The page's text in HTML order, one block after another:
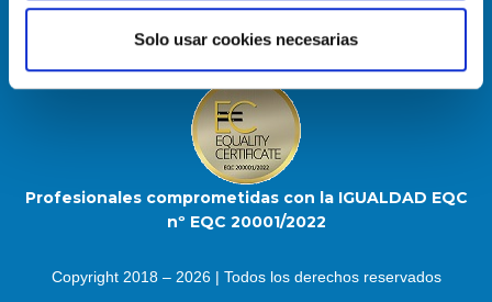
Solo usar cookies necesarias
Profesionales comprometidas con la IGUALDAD EQC
nº EQC 20001/2022
Copyright 2018 – 2026 | Todos los derechos reservados